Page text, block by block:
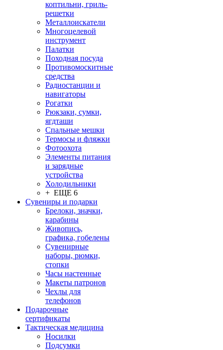
коптильни, гриль-
решетки
Металлоискатели
Многоцелевой
инструмент
Палатки
Походная посуда
Противомоскитные
средства
Радиостанции и
навигаторы
Рогатки
Рюкзаки, сумки,
ягдташи
Спальные мешки
Термосы и фляжки
Фотоохота
Элементы питания
и зарядные
устройства
Холодильники
+ ЕЩЕ 6
Сувениры и подарки
Брелоки, значки,
карабины
Живопись,
графика, гобелены
Сувенирные
наборы, рюмки,
стопки
Часы настенные
Макеты патронов
Чехлы для
телефонов
Подарочные
сертификаты
Тактическая медицина
Носилки
Подсумки